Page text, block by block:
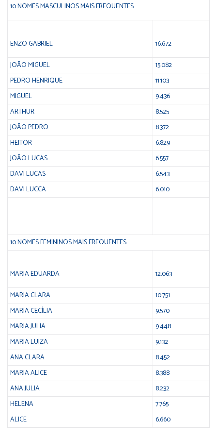
10 NOMES MASCULINOS MAIS FREQUENTES
ENZO GABRIEL
16.672
JOÃO MIGUEL
15.082
PEDRO HENRIQUE
11.103
MIGUEL
9.436
ARTHUR
8.525
JOÃO PEDRO
8.372
HEITOR
6.829
JOÃO LUCAS
6.557
DAVI LUCAS
6.543
DAVI LUCCA
6.010
10 NOMES FEMININOS MAIS FREQUENTES
MARIA EDUARDA
12.063
MARIA CLARA
10.751
MARIA CECÍLIA
9.570
MARIA JULIA
9.448
MARIA LUIZA
9.132
ANA CLARA
8.452
MARIA ALICE
8.388
ANA JULIA
8.232
HELENA
7.765
ALICE
6.660